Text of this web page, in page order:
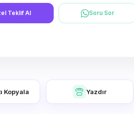
Teklif Al Soru Sor
Kopyala Yazdır